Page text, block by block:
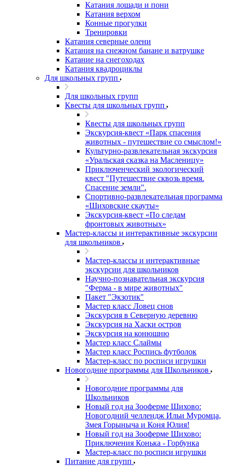
Катания лошади и пони
Катания верхом
Конные прогулки
Тренировки
Катания северные олени
Катания на снежном банане и ватрушке
Катание на снегоходах
Катания квадроциклы
Для школьных групп
Для школьных групп
Квесты для школьных групп
Квесты для школьных групп
Экскурсия-квест «Парк спасения
животных - путешествие со смыслом!»
Культурно-развлекательная экскурсия
«Уральская сказка на Масленицу»
Приключенческий экологический
квест "Путешествие сквозь время.
Спасение земли".
Спортивно-развлекательная программа
«Шиховские скауты»
Экскурсия-квест «По следам
фронтовых животных»
Мастер-классы и интерактивные экскурсии
для школьников
Мастер-классы и интерактивные
экскурсии для школьников
Научно-познавательная экскурсия
"Ферма - в мире животных"
Пакет "Экзотик"
Мастер класс Ловец снов
Экскурсия в Северную деревню
Экскурсия на Хаски остров
Экскурсия на конюшню
Мастер класс Слаймы
Мастер класс Роспись футболок
Мастер-класс по росписи игрушки
Новогодние программы для Школьников
Новогодние программы для
Школьников
Новый год на Зооферме Шихово:
Новогодний челлендж Ильи Муромца,
Змея Горыныча и Коня Юлия!
Новый год на Зооферме Шихово:
Приключения Конька - Горбунка
Мастер-класс по росписи игрушки
Питание для групп